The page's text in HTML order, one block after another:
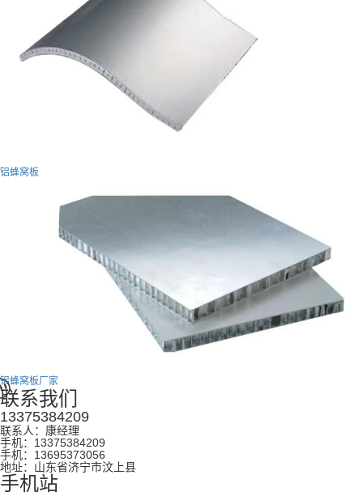
铝蜂窝板
铝蜂窝板厂家
联系我们
13375384209
联系人：康经理
手机：13375384209
手机：13695373056
地址：山东省济宁市汶上县
手机站